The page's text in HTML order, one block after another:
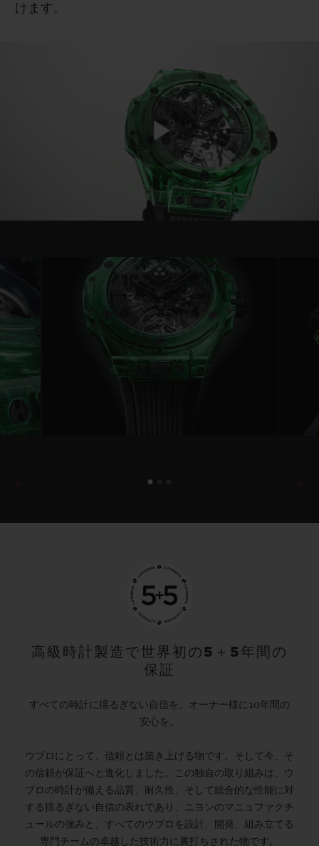
なサファイア製部品が、この開放的な構造を際立
アルはさらに濃く着色されています。
けます。
Play
高級時計製造で世界初の5＋5年間の
保証
すべての時計に揺るぎない自信を。オーナー様に10年間の
安心を。
ウブロにとって、信頼とは築き上げる物です。そして今、そ
の信頼が保証へと進化しました。この独自の取り組みは、ウ
ブロの時計が備える品質、耐久性、そして総合的な性能に対
する揺るぎない自信の表れであり、ニヨンのマニュファクチ
ュールの強みと、すべてのウブロを設計、開発、組み立てる
専門チームの卓越した技術力に裏打ちされた物です。